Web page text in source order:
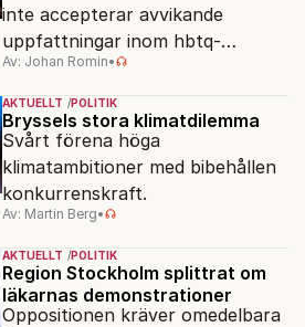
inte accepterar avvikande
uppfattningar inom hbtq-
rörelsen. "Vi har inga problem
med transpersoner", säger
ordföranden Linn Saarinen.
Av: Johan Romin•
AKTUELLT POLITIK
Bryssels stora klimatdilemma
Svårt förena höga
klimatambitioner med bibehållen
konkurrenskraft.
Av: Martin Berg•
AKTUELLT POLITIK
Region Stockholm splittrat om
läkarnas demonstrationer
Oppositionen kräver omedelbara